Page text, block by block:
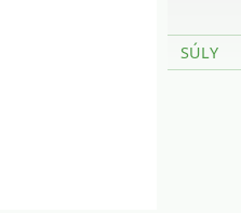
SÚLY